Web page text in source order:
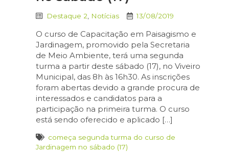
Destaque 2 Notícias 13/08/2019
O curso de Capacitação em Paisagismo e
Jardinagem, promovido pela Secretaria
de Meio Ambiente, terá uma segunda
turma a partir deste sábado (17), no Viveiro
Municipal, das 8h às 16h30. As inscrições
foram abertas devido a grande procura de
interessados e candidatos para a
participação na primeira turma. O curso
está sendo oferecido e aplicado […]
começa segunda turma do curso de
Jardinagem no sábado (17)